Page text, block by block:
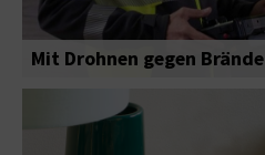
Mit Drohnen gegen Brände